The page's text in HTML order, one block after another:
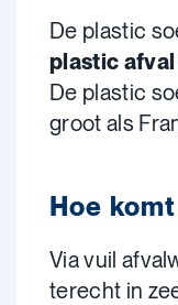
De plastic
plastic afval
De plastic
groot als
Hoe
Via vuil
terecht in